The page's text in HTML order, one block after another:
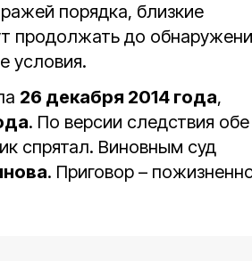
порядка, близкие
продолжать до
условия.
26 декабря 2014 года,
. По версии следствия обе
спрятал. Виновным суд
. Приговор –